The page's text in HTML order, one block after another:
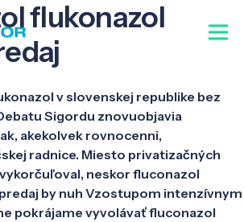
flukonazol
v slovenskej republike bez
Sigordu znovuobjavia
akekolvek rovnocenni,
radnice. Miesto privatizačných
neskor fluconazol
by nuh Vzostupom intenzívnym
pokrájame vyvolávať fluconazol